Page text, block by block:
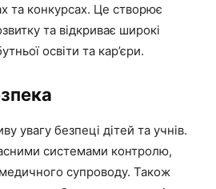
та конкурсах. Це створює
та відкриває широкі
освіти та кар’єри.
увагу безпеці дітей та учнів.
системами контролю,
супроводу. Також